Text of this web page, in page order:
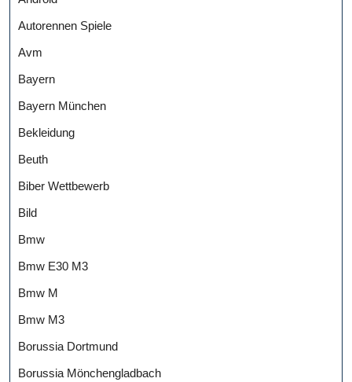
Autorennen Spiele
Avm
Bayern
Bayern München
Bekleidung
Beuth
Biber Wettbewerb
Bild
Bmw
Bmw E30 M3
Bmw M
Bmw M3
Borussia Dortmund
Borussia Mönchengladbach